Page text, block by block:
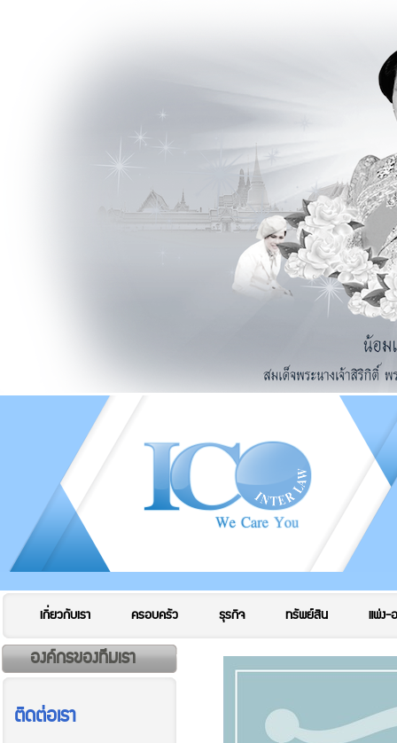
เกี่ยวกับเรา ครอบครัว ธุรกิจ ทรัพย์สิน แพ่ง-
องค์กรของทีมเรา
ติดต่อเรา